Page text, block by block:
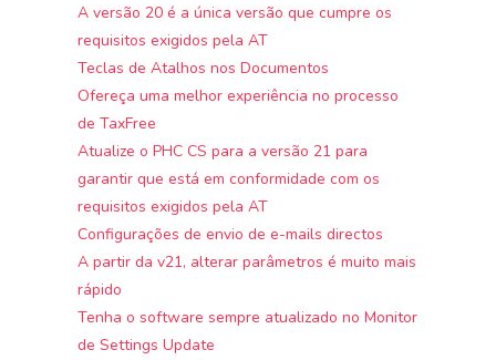
A versão 20 é a única versão que cumpre os
requisitos exigidos pela AT
Teclas de Atalhos nos Documentos
Ofereça uma melhor experiência no processo
de TaxFree
Atualize o PHC CS para a versão 21 para
garantir que está em conformidade com os
requisitos exigidos pela AT
Configurações de envio de e-mails directos
A partir da v21, alterar parâmetros é muito mais
rápido
Tenha o software sempre atualizado no Monitor
de Settings Update